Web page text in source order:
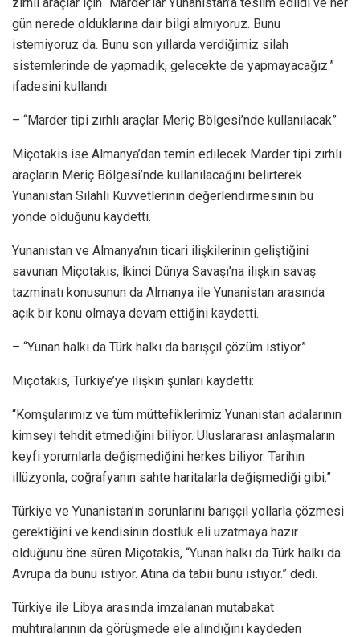
gün nerede olduklarına dair bilgi almıyoruz. Bunu
istemiyoruz da. Bunu son yıllarda verdiğimiz silah
sistemlerinde de yapmadık, gelecekte de yapmayacağız.”
ifadesini kullandı.
– “Marder tipi zırhlı araçlar Meriç Bölgesi’nde kullanılacak”
Miçotakis ise Almanya’dan temin edilecek Marder tipi zırhlı
araçların Meriç Bölgesi’nde kullanılacağını belirterek
Yunanistan Silahlı Kuvvetlerinin değerlendirmesinin bu
yönde olduğunu kaydetti.
Yunanistan ve Almanya’nın ticari ilişkilerinin geliştiğini
savunan Miçotakis, İkinci Dünya Savaşı’na ilişkin savaş
tazminatı konusunun da Almanya ile Yunanistan arasında
açık bir konu olmaya devam ettiğini kaydetti.
– “Yunan halkı da Türk halkı da barışçıl çözüm istiyor”
Miçotakis, Türkiye’ye ilişkin şunları kaydetti:
“Komşularımız ve tüm müttefiklerimiz Yunanistan adalarının
kimseyi tehdit etmediğini biliyor. Uluslararası anlaşmaların
keyfi yorumlarla değişmediğini herkes biliyor. Tarihin
illüzyonla, coğrafyanın sahte haritalarla değişmediği gibi.”
Türkiye ve Yunanistan’ın sorunlarını barışçıl yollarla çözmesi
gerektiğini ve kendisinin dostluk eli uzatmaya hazır
olduğunu öne süren Miçotakis, “Yunan halkı da Türk halkı da
Avrupa da bunu istiyor. Atina da tabii bunu istiyor.” dedi.
Türkiye ile Libya arasında imzalanan mutabakat
muhtıralarının da görüşmede ele alındığını kaydeden